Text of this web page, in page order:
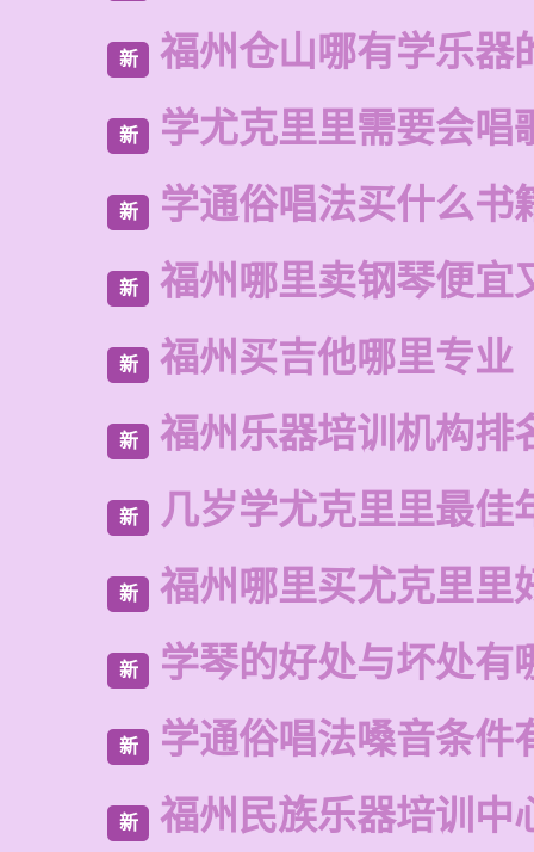
新 福州仓山哪有学乐器
新 学尤克里里需要会唱
新 学通俗唱法买什么书
新 福州哪里卖钢琴便宜
新 福州买吉他哪里专业
新 福州乐器培训机构排
新 几岁学尤克里里最佳
新 福州哪里买尤克里里
新 学琴的好处与坏处有
新 学通俗唱法嗓音条件
新 福州民族乐器培训中